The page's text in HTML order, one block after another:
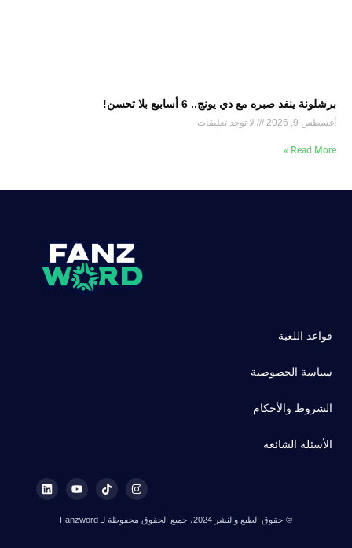
برشلونة ينفد صبره مع دي يونج.. 6 أسابيع بلا تحسن!
أغسطس 9, 2026 لا توجد تعليقات
Read More »
قواعد اللعبة
سياسة الخصوصية
الشروط والأحكام
الأسئلة الشائعة
© حقوق الطبع والنشر 2024، جميع الحقوق محفوظة لـ Fanzword